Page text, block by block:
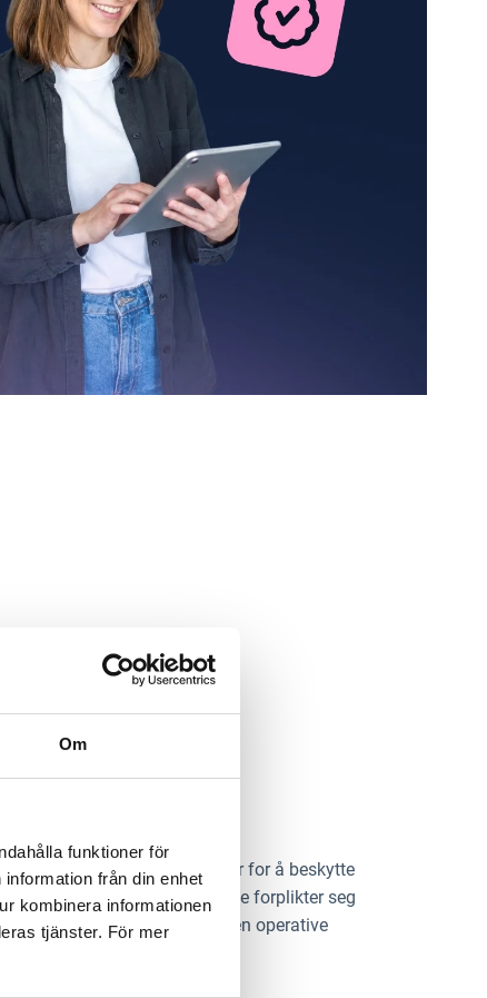
Om
funktioner för
från din enhet
kombinera informationen
tjänster. För mer
informasjonsbarrierer for å beskytte
informasjon. Hypergene forplikter seg
i selskapets egen operative